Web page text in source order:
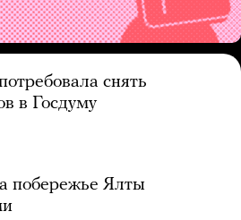
снять
в Госдуму
побережье Ялты